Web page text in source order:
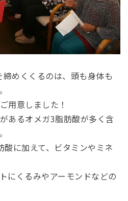
めくくるのは、頭も身体も
用意しました！
あるオメガ3脂肪酸が多く含
に加えて、ビタミンやミネ
にくるみやアーモンドなどの